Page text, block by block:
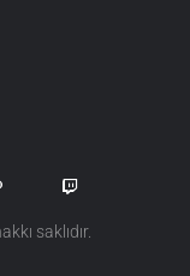
saklıdır.